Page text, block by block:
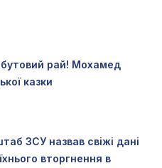
рай! Мохамед
казки
ЗСУ назвав свіжі дані
вторгнення в